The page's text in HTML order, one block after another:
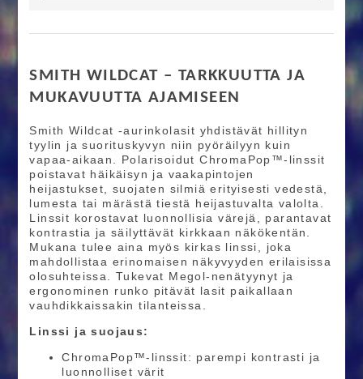
SMITH WILDCAT – TARKKUUTTA JA
MUKAVUUTTA AJAMISEEN
Smith Wildcat -aurinkolasit yhdistävät hillityn
tyylin ja suorituskyvyn niin pyöräilyyn kuin
vapaa-aikaan. Polarisoidut ChromaPop™-linssit
poistavat häikäisyn ja vaakapintojen
heijastukset, suojaten silmiä erityisesti vedestä,
lumesta tai märästä tiestä heijastuvalta valolta.
Linssit korostavat luonnollisia värejä, parantavat
kontrastia ja säilyttävät kirkkaan näkökentän.
Mukana tulee aina myös kirkas linssi, joka
mahdollistaa erinomaisen näkyvyyden erilaisissa
olosuhteissa. Tukevat Megol-nenätyynyt ja
ergonominen runko pitävät lasit paikallaan
vauhdikkaissakin tilanteissa.
Linssi ja suojaus:
ChromaPop™-linssit: parempi kontrasti ja
luonnolliset värit